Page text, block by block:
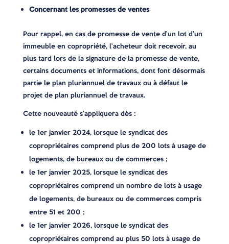
Concernant les promesses de ventes
Pour rappel, en cas de promesse de vente d’un lot d’un
immeuble en copropriété, l’acheteur doit recevoir, au
plus tard lors de la signature de la promesse de vente,
certains documents et informations, dont font désormais
partie le plan pluriannuel de travaux ou à défaut le
projet de plan pluriannuel de travaux.
Cette nouveauté s’appliquera dès :
le 1er janvier 2024, lorsque le syndicat des
copropriétaires comprend plus de 200 lots à usage de
logements, de bureaux ou de commerces ;
le 1er janvier 2025, lorsque le syndicat des
copropriétaires comprend un nombre de lots à usage
de logements, de bureaux ou de commerces compris
entre 51 et 200 ;
le 1er janvier 2026, lorsque le syndicat des
copropriétaires comprend au plus 50 lots à usage de